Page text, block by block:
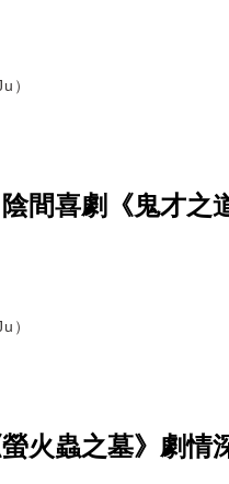
）
間喜劇《鬼才之
）
火蟲之墓》劇情